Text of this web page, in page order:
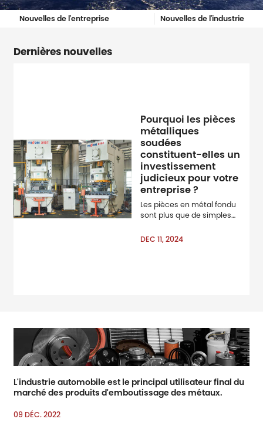
Nouvelles de l'entreprise Nouvelles de l'industrie
Dernières nouvelles
Pourquoi les pièces
métalliques
soudées
constituent-elles un
investissement
judicieux pour votre
entreprise ?
Les pièces en métal fondu
sont plus que de simples
ampère; mdash ; Ils sont la
DEC 11, 2024
L'industrie automobile est le principal utilisateur final du
marché des produits d'emboutissage des métaux.
09 DÉC. 2022